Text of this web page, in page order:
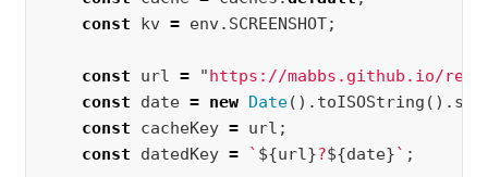
const
kv = env. SCREENSHOT;
const url = "https://mabbs.github.io/
const
date = new Date(). toISOString ().
const
cacheKey = url ;
const
datedKey = ` ${url}?${date}` ;